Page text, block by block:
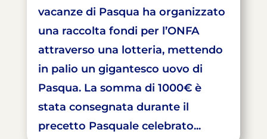
vacanze di Pasqua ha organizzato
una raccolta fondi per l’ONFA
attraverso una lotteria, mettendo
in palio un gigantesco uovo di
Pasqua. La somma di 1000€ è
stata consegnata durante il
precetto Pasquale celebrato...